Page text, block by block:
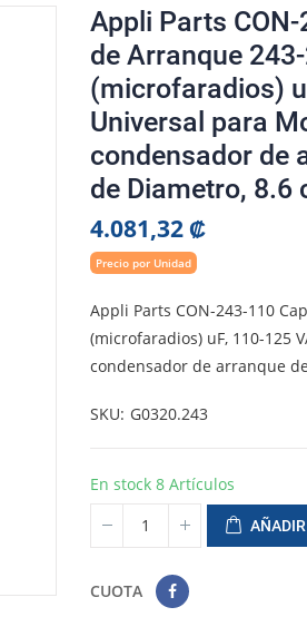
Appli Parts
de Arranque
(microfaradios)
Universal para
condensador de
de Diametro, 8.6
4.081,32 ₡
Precio por Unidad
Appli Parts CON-243-110
(microfaradios) uF, 110-125
condensador de arranque
SKU G0320.243
En stock 8 Artículos
CUOTA